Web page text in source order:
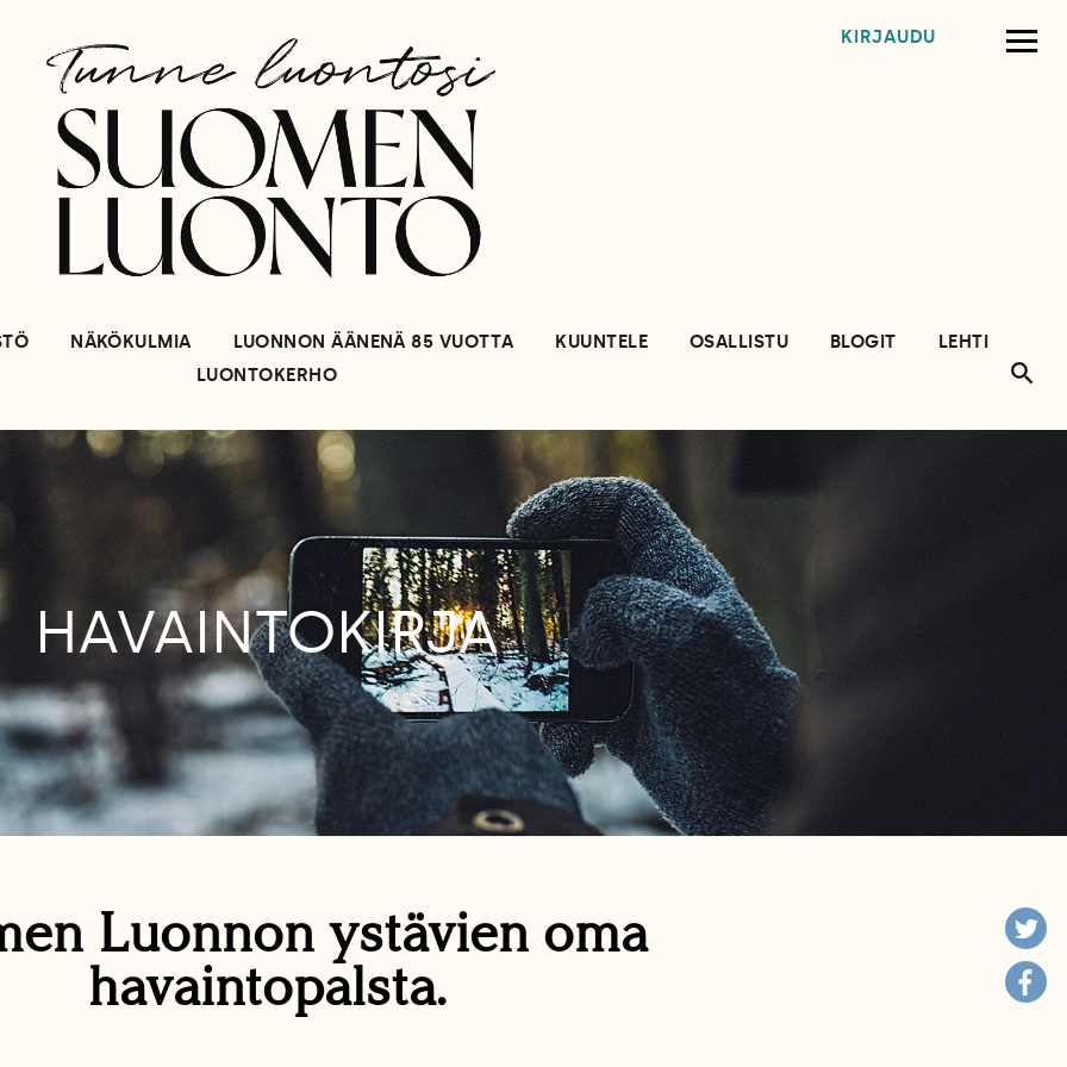
KIRJAUDU
NÄKÖKULMIA LUONNON ÄÄNENÄ 85 VUOTTA KUUNTELE OSALLISTU BLOGIT
LEHTI
LUONTOKERHO
HAVAINTOKIRJA
Luonnon ystävien oma
havaintopalsta.